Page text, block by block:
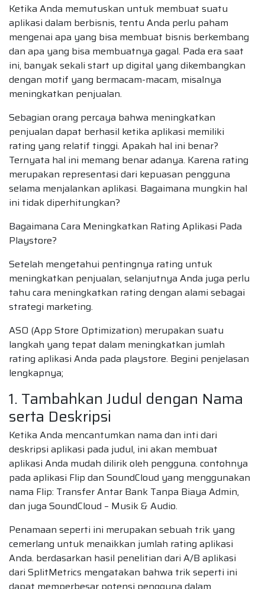
Ketika Anda memutuskan untuk membuat suatu
aplikasi dalam berbisnis, tentu Anda perlu paham
mengenai apa yang bisa membuat bisnis berkembang
dan apa yang bisa membuatnya gagal. Pada era saat
ini, banyak sekali start up digital yang dikembangkan
dengan motif yang bermacam-macam, misalnya
meningkatkan penjualan.
Sebagian orang percaya bahwa meningkatkan
penjualan dapat berhasil ketika aplikasi memiliki
rating yang relatif tinggi. Apakah hal ini benar?
Ternyata hal ini memang benar adanya. Karena rating
merupakan representasi dari kepuasan pengguna
selama menjalankan aplikasi. Bagaimana mungkin hal
ini tidak diperhitungkan?
Bagaimana Cara Meningkatkan Rating Aplikasi Pada
Playstore?
Setelah mengetahui pentingnya rating untuk
meningkatkan penjualan, selanjutnya Anda juga perlu
tahu cara meningkatkan rating dengan alami sebagai
strategi marketing.
ASO (App Store Optimization) merupakan suatu
langkah yang tepat dalam meningkatkan jumlah
rating aplikasi Anda pada playstore. Begini penjelasan
lengkapnya;
1. Tambahkan Judul dengan Nama
serta Deskripsi
Ketika Anda mencantumkan nama dan inti dari
deskripsi aplikasi pada judul, ini akan membuat
aplikasi Anda mudah dilirik oleh pengguna. contohnya
pada aplikasi Flip dan SoundCloud yang menggunakan
nama Flip: Transfer Antar Bank Tanpa Biaya Admin,
dan juga SoundCloud – Musik & Audio.
Penamaan seperti ini merupakan sebuah trik yang
cemerlang untuk menaikkan jumlah rating aplikasi
Anda. berdasarkan hasil penelitian dari A/B aplikasi
dari SplitMetrics mengatakan bahwa trik seperti ini